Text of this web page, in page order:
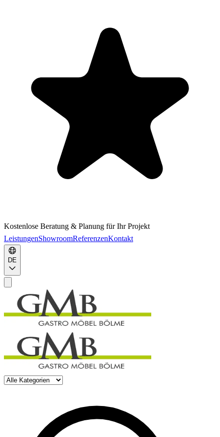
Kostenlose Beratung & Planung für Ihr Projekt
LeistungenShowroomReferenzenKontakt
DE